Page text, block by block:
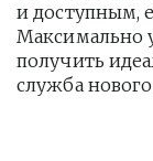
и доступным,
Максимально
получить
служба